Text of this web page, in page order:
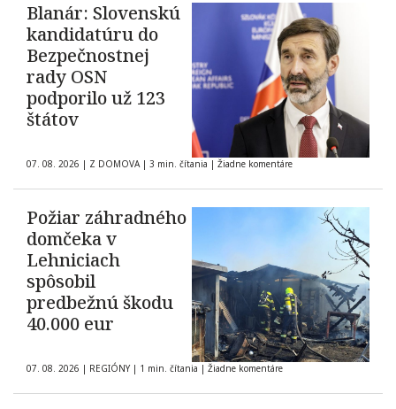
Blanár: Slovenskú
kandidatúru do
Bezpečnostnej
rady OSN
podporilo už 123
štátov
07. 08. 2026 | Z DOMOVA | 3 min. čítania | Žiadne komentáre
Požiar záhradného
domčeka v
Lehniciach
spôsobil
predbežnú škodu
40.000 eur
07. 08. 2026 | REGIÓNY | 1 min. čítania | Žiadne komentáre